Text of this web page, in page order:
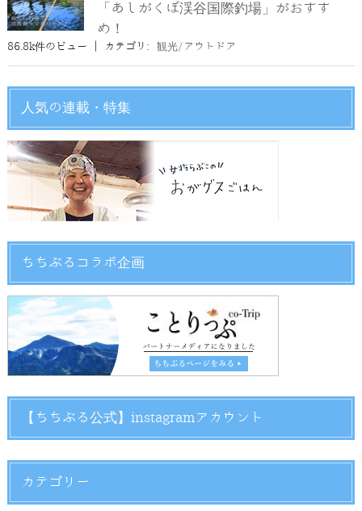
「あしがくぼ渓谷国際釣場」がおすす
め！
86.8k件のビュー カテゴリ: 観光/アウトドア
人気の連載・特集
ちちぶるコラボ企画
【ちちぶる公式】instagramアカウント
カテゴリー